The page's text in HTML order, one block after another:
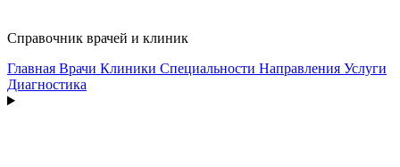
Справочник врачей и клиник
Главная Врачи Клиники Специальности Направления Услуги
Диагностика